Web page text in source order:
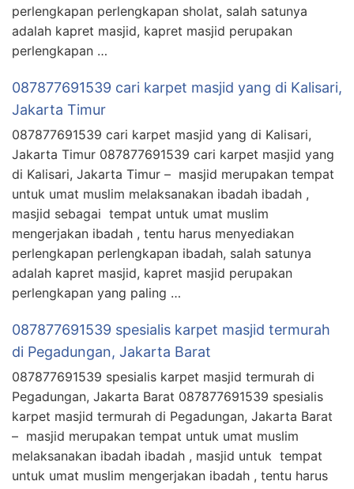
perlengkapan perlengkapan sholat, salah satunya
adalah kapret masjid, kapret masjid perupakan
perlengkapan …
087877691539 cari karpet masjid yang di Kalisari,
Jakarta Timur
087877691539 cari karpet masjid yang di Kalisari,
Jakarta Timur 087877691539 cari karpet masjid yang
di Kalisari, Jakarta Timur – masjid merupakan tempat
untuk umat muslim melaksanakan ibadah ibadah ,
masjid sebagai tempat untuk umat muslim
mengerjakan ibadah , tentu harus menyediakan
perlengkapan perlengkapan ibadah, salah satunya
adalah kapret masjid, kapret masjid perupakan
perlengkapan yang paling …
087877691539 spesialis karpet masjid termurah
di Pegadungan, Jakarta Barat
087877691539 spesialis karpet masjid termurah di
Pegadungan, Jakarta Barat 087877691539 spesialis
karpet masjid termurah di Pegadungan, Jakarta Barat
– masjid merupakan tempat untuk umat muslim
melaksanakan ibadah ibadah , masjid untuk tempat
untuk umat muslim mengerjakan ibadah , tentu harus